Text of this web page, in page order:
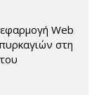
Web
στη